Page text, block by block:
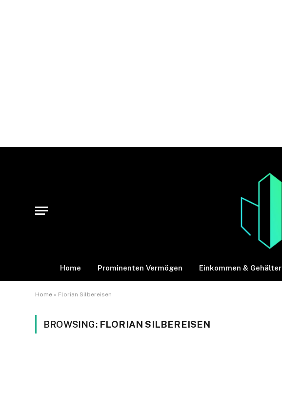
Home Prominenten Vermögen Einkommen & Gehälter
Home » Florian Silbereisen
BROWSING: FLORIAN SILBEREISEN